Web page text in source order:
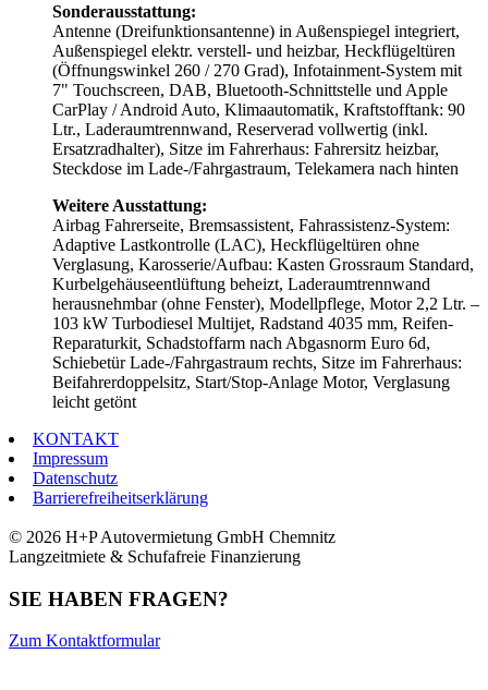
Sonderausstattung:
Antenne (Dreifunktionsantenne) in Außenspiegel integriert,
Außenspiegel elektr. verstell- und heizbar, Heckflügeltüren
(Öffnungswinkel 260 / 270 Grad), Infotainment-System mit
7" Touchscreen, DAB, Bluetooth-Schnittstelle und Apple
CarPlay / Android Auto, Klimaautomatik, Kraftstofftank: 90
Ltr., Laderaumtrennwand, Reserverad vollwertig (inkl.
Ersatzradhalter), Sitze im Fahrerhaus: Fahrersitz heizbar,
Steckdose im Lade-/Fahrgastraum, Telekamera nach hinten
Weitere Ausstattung:
Airbag Fahrerseite, Bremsassistent, Fahrassistenz-System:
Adaptive Lastkontrolle (LAC), Heckflügeltüren ohne
Verglasung, Karosserie/Aufbau: Kasten Grossraum Standard,
Kurbelgehäuseentlüftung beheizt, Laderaumtrennwand
herausnehmbar (ohne Fenster), Modellpflege, Motor 2,2 Ltr. –
103 kW Turbodiesel Multijet, Radstand 4035 mm, Reifen-
Reparaturkit, Schadstoffarm nach Abgasnorm Euro 6d,
Schiebetür Lade-/Fahrgastraum rechts, Sitze im Fahrerhaus:
Beifahrerdoppelsitz, Start/Stop-Anlage Motor, Verglasung
leicht getönt
KONTAKT
Impressum
Datenschutz
Barrierefreiheitserklärung
© 2026 H+P Autovermietung GmbH Chemnitz
Langzeitmiete & Schufafreie Finanzierung
SIE HABEN FRAGEN?
Zum Kontaktformular